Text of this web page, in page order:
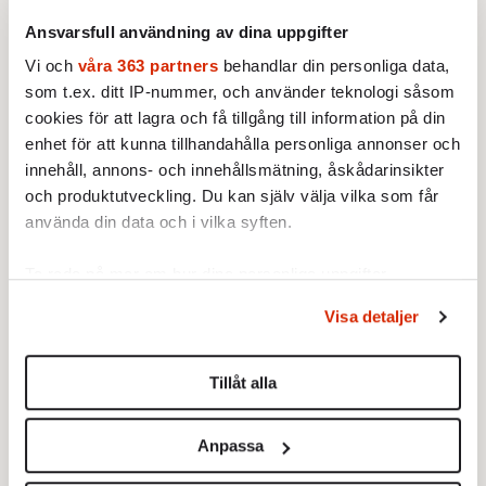
Ansvarsfull användning av dina uppgifter
Vi och våra 363 partners behandlar din personliga data,
som t.ex. ditt IP-nummer, och använder teknologi såsom
cookies för att lagra och få tillgång till information på din
enhet för att kunna tillhandahålla personliga annonser och
innehåll, annons- och innehållsmätning, åskådarinsikter
och produktutveckling. Du kan själv välja vilka som får
använda din data och i vilka syften.
Du kan ändra eller dra tillbaka ditt samtycke när som
helst från cookie-förklaringen.
Vi använder enhetsidentifierare för att anpassa innehållet
för sociala medier och analysera vår trafik. Vi
Visa detaljer
Tillåt alla
Anpassa
BOKRECENSION
1.
3.
Ja, AC är ett hot mot den
franska civilisationen
KRÖNIKA
4.
alla om att vara arbetarklass
STICKET